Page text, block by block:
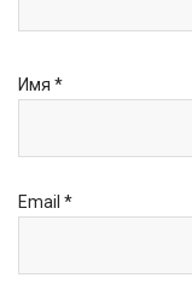
Имя *
Email *